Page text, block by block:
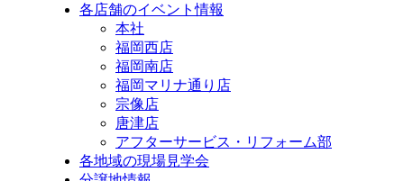
各店舗のイベント情報
本社
福岡西店
福岡南店
福岡マリナ通り店
宗像店
唐津店
アフターサービス・リフォーム部
各地域の現場見学会